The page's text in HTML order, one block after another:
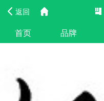
返回
首页
品牌